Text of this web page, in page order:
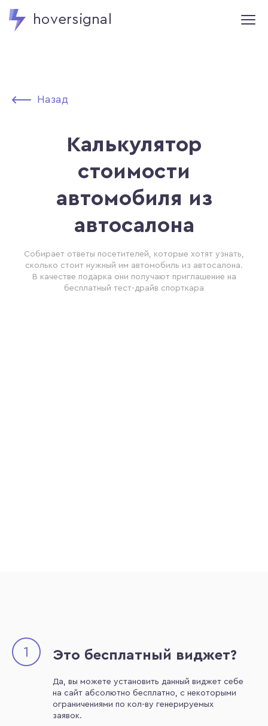
hoversignal
Назад
Калькулятор
стоимости
автомобиля из
автосалона
Собирает ответы посетителей, которые хотят узнать,
сколько стоит нужный им автомобиль из автосалона.
В качестве подарка они получают приглашение на
бесплатный тест-драйв спорткара
1 Это бесплатный виджет?
Да, вы можете установить данный виджет себе
на сайт абсолютно бесплатно, с некоторыми
ограничениями по кол-ву генерируемых
заявок.